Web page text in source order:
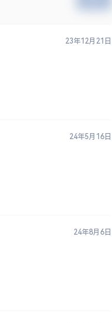
23年12月21日
24年5月16日
24年8月6日